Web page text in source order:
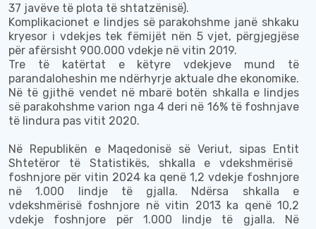
37 javëve të plota të shtatzënisë).
Komplikacionet e lindjes së parakohshme janë shkaku
kryesor i vdekjes tek fëmijët nën 5 vjet, përgjegjëse
për afërsisht 900.000 vdekje në vitin 2019.
Tre të katërtat e këtyre vdekjeve mund të
parandaloheshin me ndërhyrje aktuale dhe ekonomike.
Në të gjithë vendet në mbarë botën shkalla e lindjes
së parakohshme varion nga 4 deri në 16% të foshnjave
të lindura pas vitit 2020.
Në Republikën e Maqedonisë së Veriut, sipas Entit
Shtetëror të Statistikës, shkalla e vdekshmërisë
foshnjore për vitin 2024 ka qenë 1,2 vdekje foshnjore
në 1.000 lindje të gjalla. Ndërsa shkalla e
vdekshmërisë foshnjore në vitin 2013 ka qenë10,2
vdekje foshnjore për 1.000 lindje të gjalla. Në